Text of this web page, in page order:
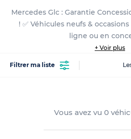
Mercedes Glc : Garantie
! ✅ Véhicules neufs &
ligne ou en
+ Voir plus
Filtrer ma liste
Vous avez vu 0